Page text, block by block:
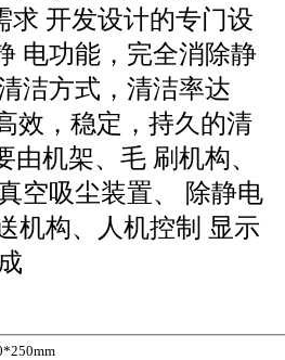
求 开发设计的专门设
电功能，完全消除静
洁方式，清洁率达
效，稳定，持久的清
由机架、毛 刷机构、
空吸尘装置、 除静电
机构、人机控制 显示
成